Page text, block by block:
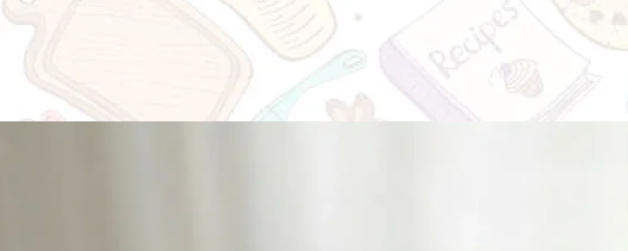
OPPSKRIFTER
Champagne smørkrem
Skrevet av On 27/